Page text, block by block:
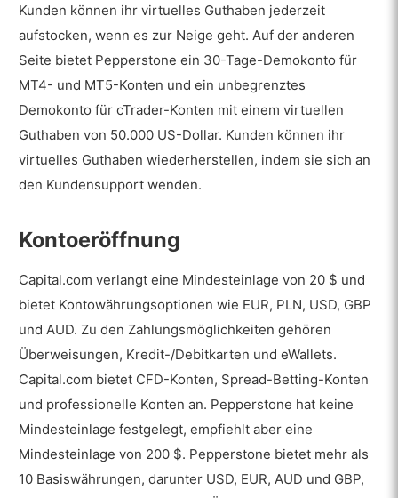
Kunden können ihr virtuelles Guthaben jederzeit
aufstocken, wenn es zur Neige geht. Auf der anderen
Seite bietet Pepperstone ein 30-Tage-Demokonto für
MT4- und MT5-Konten und ein unbegrenztes
Demokonto für cTrader-Konten mit einem virtuellen
Guthaben von 50.000 US-Dollar. Kunden können ihr
virtuelles Guthaben wiederherstellen, indem sie sich an
den Kundensupport wenden.
Kontoeröffnung
Capital.com verlangt eine Mindesteinlage von 20 $ und
bietet Kontowährungsoptionen wie EUR, PLN, USD, GBP
und AUD. Zu den Zahlungsmöglichkeiten gehören
Überweisungen, Kredit-/Debitkarten und eWallets.
Capital.com bietet CFD-Konten, Spread-Betting-Konten
und professionelle Konten an. Pepperstone hat keine
Mindesteinlage festgelegt, empfiehlt aber eine
Mindesteinlage von 200 $. Pepperstone bietet mehr als
10 Basiswährungen, darunter USD, EUR, AUD und GBP,